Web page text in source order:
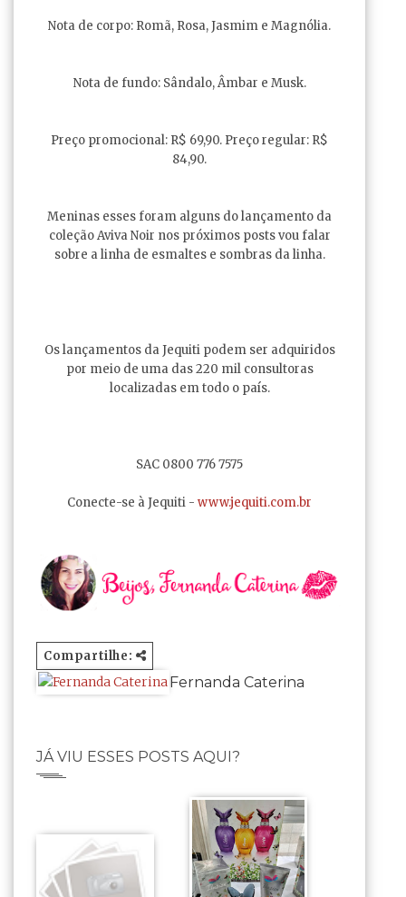
Nota de corpo: Romã, Rosa, Jasmim e Magnólia.
Nota de fundo: Sândalo, Âmbar e Musk.
Preço promocional: R$ 69,90. Preço regular: R$
84,90.
Meninas esses foram alguns do lançamento da
coleção Aviva Noir nos próximos posts vou falar
sobre a linha de esmaltes e sombras da linha.
Os lançamentos da Jequiti podem ser adquiridos
por meio de uma das 220 mil consultoras
localizadas em todo o país.
SAC 0800 776 7575
Conecte-se à Jequiti - www.jequiti.com.br
Compartilhe:
Fernanda Caterina
JÁ VIU ESSES POSTS AQUI?